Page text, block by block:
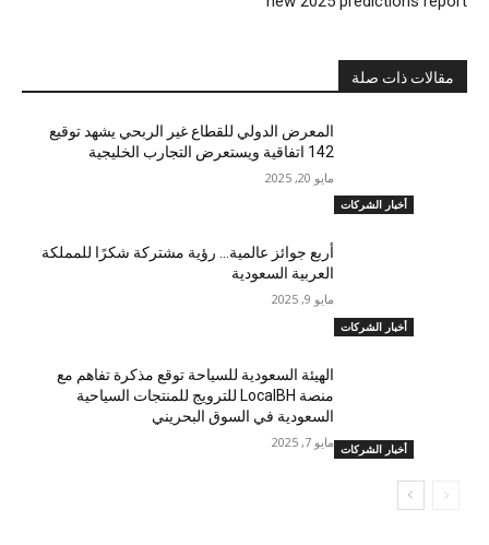
مقالات ذات صلة
أخبار الشركات
المعرض الدولي للقطاع غير الربحي يشهد توقيع
142 اتفاقية ويستعرض التجارب الخليجية
مايو 20, 2025
أخبار الشركات
أربع جوائز عالمية… رؤية مشتركة شكرًا للمملكة
العربية السعودية
مايو 9, 2025
أخبار الشركات
الهيئة السعودية للسياحة توقع مذكرة تفاهم مع
منصة LocalBH للترويج للمنتجات السياحية
السعودية في السوق البحريني
مايو 7, 2025